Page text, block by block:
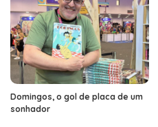
Domingos, o gol de placa de um
sonhador